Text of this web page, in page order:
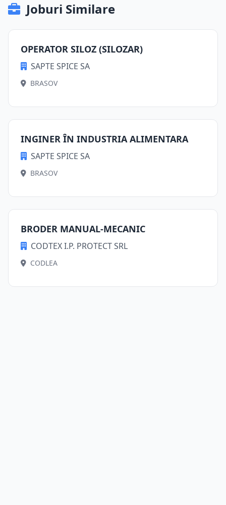
Joburi Similare
OPERATOR SILOZ (SILOZAR)
SAPTE SPICE SA
BRASOV
INGINER ÎN INDUSTRIA ALIMENTARA
SAPTE SPICE SA
BRASOV
BRODER MANUAL-MECANIC
CODTEX I.P. PROTECT SRL
CODLEA